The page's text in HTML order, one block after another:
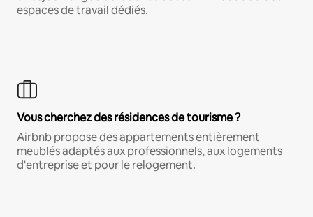
espaces de travail dédiés.
Vous cherchez des résidences de tourisme ?
Airbnb propose des appartements entièrement
meublés adaptés aux professionnels, aux logements
d'entreprise et pour le relogement.